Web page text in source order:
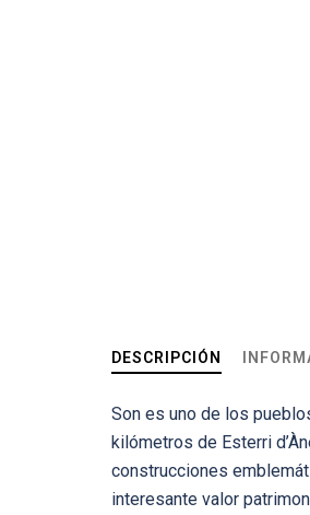
DESCRIPCIÓN
Son es uno de los
kilómetros de Esterri
construcciones
interesante valor